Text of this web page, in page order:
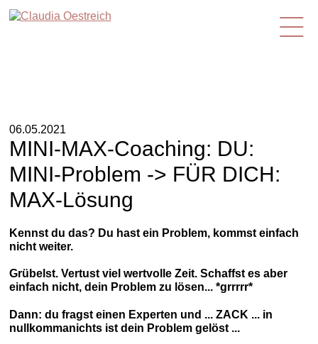
de
06.05.2021
MINI-MAX-Coaching: DU:
MINI-Problem -> FÜR DICH:
MAX-Lösung
Kennst du das? Du hast ein Problem, kommst einfach
nicht weiter.
Grübelst. Vertust viel wertvolle Zeit. Schaffst es aber
einfach nicht, dein Problem zu lösen... *grrrrr*
Dann: du fragst einen Experten und ... ZACK ... in
nullkommanichts ist dein Problem gelöst ...